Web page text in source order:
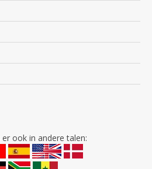
er ook in andere talen: